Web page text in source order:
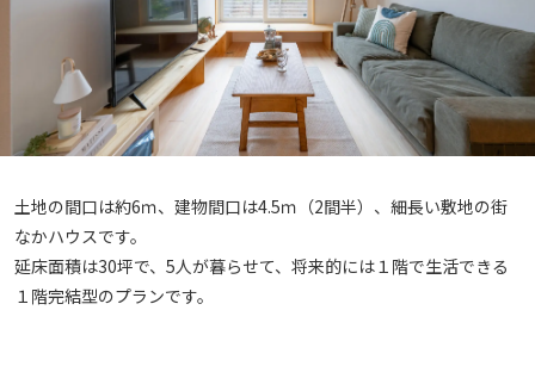
土地の間口は約6ｍ、建物間口は4.5ｍ（2間半）、細長い敷地の街
なかハウスです。
延床面積は30坪で、5人が暮らせて、将来的には１階で生活できる
１階完結型のプランです。